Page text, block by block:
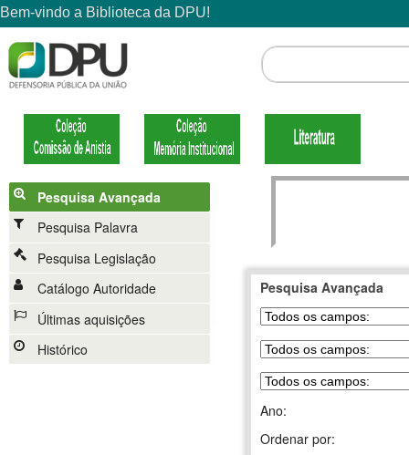
Pesquisa Avançada
Pesquisa Palavra
Pesquisa Legislação
Catálogo Autoridade
Últimas aquisições
Histórico
Pesquisa Avançada
Ano:
Ordenar por: